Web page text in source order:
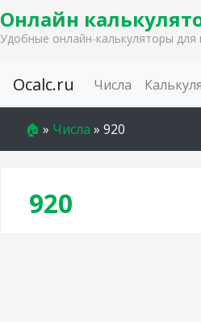
Онлайн
Удобные онлайн-калькуляторы для
Ocalc.ru Числа
🏠 » Числа » 920
920